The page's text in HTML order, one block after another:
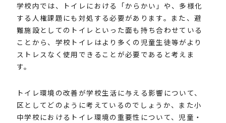
学校内では、トイレにおける「からかい」や、多様化
する人権課題にも対処する必要があります。また、避
難施設としてのトイレといった面も持ち合わせている
ことから、学校トイレはより多くの児童生徒等がより
ストレスなく使用できることが必要であると考えま
す。
トイレ環境の改善が学校生活に与える影響について、
区としてどのように考えているのでしょうか、また小
中学校におけるトイレ環境の重要性について、児童・